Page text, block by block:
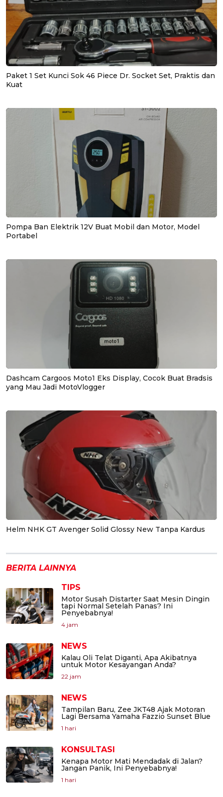
Paket 1 Set Kunci Sok 46 Piece Dr. Socket Set, Praktis dan
Kuat
Pompa Ban Elektrik 12V Buat Mobil dan Motor, Model
Portabel
Dashcam Cargoos Moto1 Eks Display, Cocok Buat Bradsis
yang Mau Jadi MotoVlogger
Helm NHK GT Avenger Solid Glossy New Tanpa Kardus
BERITA LAINNYA
TIPS
Motor Susah Distarter Saat Mesin Dingin
tapi Normal Setelah Panas? Ini
Penyebabnya!
4 jam
NEWS
Kalau Oli Telat Diganti, Apa Akibatnya
untuk Motor Kesayangan Anda?
22 jam
NEWS
Tampilan Baru, Zee JKT48 Ajak Motoran
Lagi Bersama Yamaha Fazzio Sunset Blue
1 hari
KONSULTASI
Kenapa Motor Mati Mendadak di Jalan?
Jangan Panik, Ini Penyebabnya!
1 hari